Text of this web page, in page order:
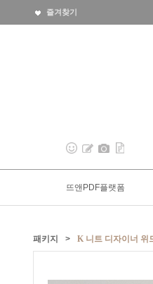
즐겨찾기
뜨앤PDF플랫폼
패키지 > K 니트 디자이너 위